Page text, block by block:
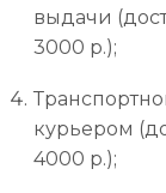
выдачи
3000 р.);
курьером
4000 р.);